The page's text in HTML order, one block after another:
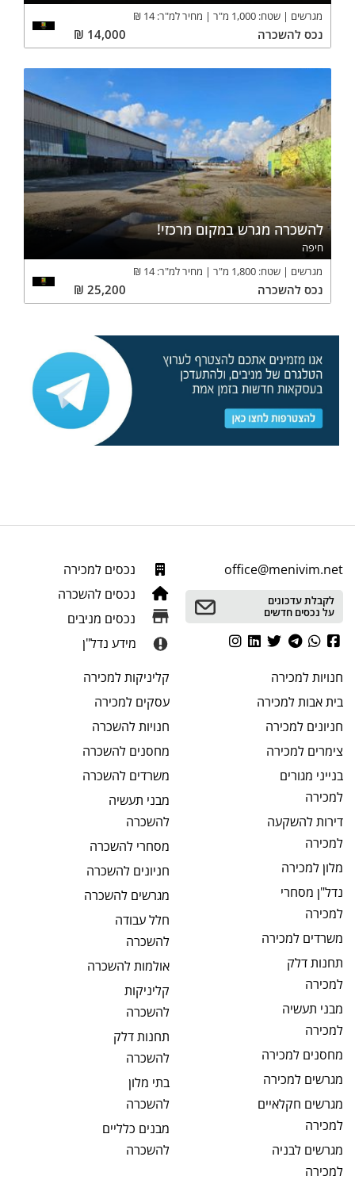
מגרשים
שטח: 1,000 מ"ר מחיר למ"ר:14
₪
נכס להשכרה 14,000
₪
להשכרה מגרש במקום מרכזי!
חיפה
מגרשים
שטח: 1,800 מ"ר מחיר למ"ר:14
₪
נכס להשכרה 25,200
₪
office@menivim.net
לקבלת עדכונים
על נכסים חדשים
נכסים למכירה
נכסים להשכרה
נכסים מניבים
מידע נדל"ן
חנויותלמכירה
בית אבותלמכירה
חניונים למכירה
צימרים למכירה
בנייני מגורים
למכירה
דירות להשקעה
למכירה
מלון למכירה
נדל"ן מסחרי
למכירה
משרדים למכירה
תחנות דלק
למכירה
מבני תעשיה
למכירה
מחסנים למכירה
מגרשים למכירה
מגרשים חקלאיים
למכירה
מגרשים לבניה
למכירה
קליניקותלמכירה
עסקים למכירה
חנויותלהשכרה
מחסנים להשכרה
משרדים להשכרה
מבני תעשיה
להשכרה
מסחרי להשכרה
חניונים להשכרה
מגרשים להשכרה
חלל עבודה
להשכרה
אולמותלהשכרה
קליניקות
להשכרה
תחנות דלק
להשכרה
בתי מלון
להשכרה
מבנים כלליים
להשכרה